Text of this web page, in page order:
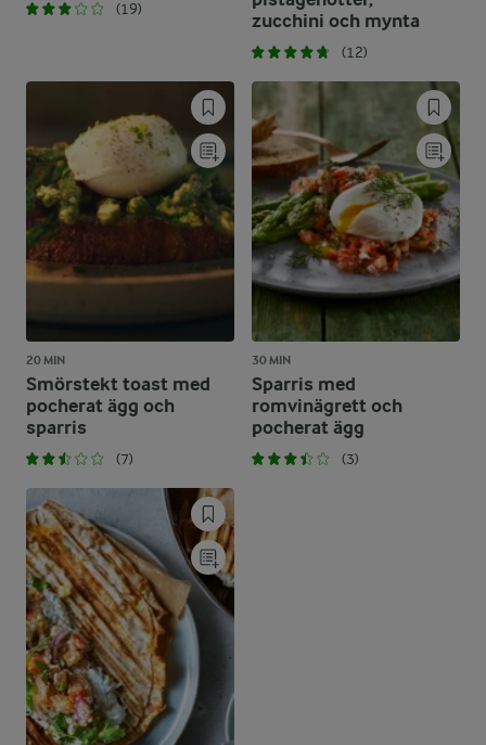
(19)
zucchini och mynta
(12)
20 MIN
Smörstekt toast med
pocherat ägg och
sparris
(7)
30 MIN
Sparris med
romvinägrett och
pocherat ägg
(3)